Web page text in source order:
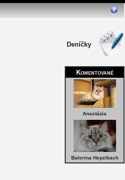
Deníčky
Komentované
Anastázia
Balerina Hepzibach